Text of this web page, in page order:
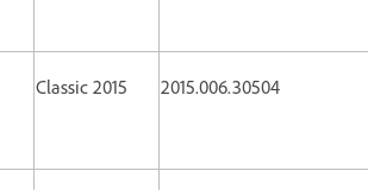
Classic 2015 2015.006.30504